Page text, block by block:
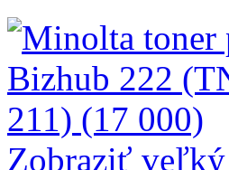
Zobraziť veľký